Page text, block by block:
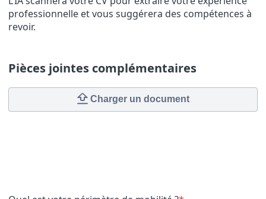
professionnelle et vous suggérera des compétences à
revoir.
Pièces jointes complémentaires
Charger un document